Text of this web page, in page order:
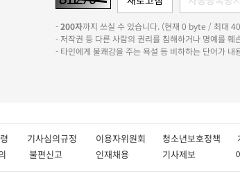
-200자까지 쓰실 수 있습니다. (현재 0 byte / 최대
- 저작권 등 다른 사람의 권리를 침해하거나 명예를
- 타인에게 불쾌감을 주는 욕설 등 비하하는 단어가
령 기사심의규정 이용자위원회 청소년보호정책
불편신고 인재채용 기사제보